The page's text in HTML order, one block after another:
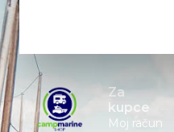
Za
kupce
Moj račun